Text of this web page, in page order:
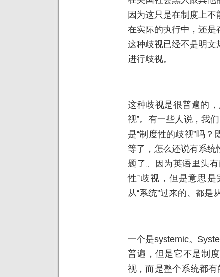
因为这只是在制度上
在实际的执行中，还是
这种歧视已经不是明文
进行歧视。
这种歧视是很普遍的
视”。有一些人说，我
是“制度性的歧视”吗
等了，怎么还说有系统
题了。因为英语里头
性”歧视，但是意思
从“系统”过来的、都是
一个是systemic。
普遍，但是它不是制
视，而是整个系统都有